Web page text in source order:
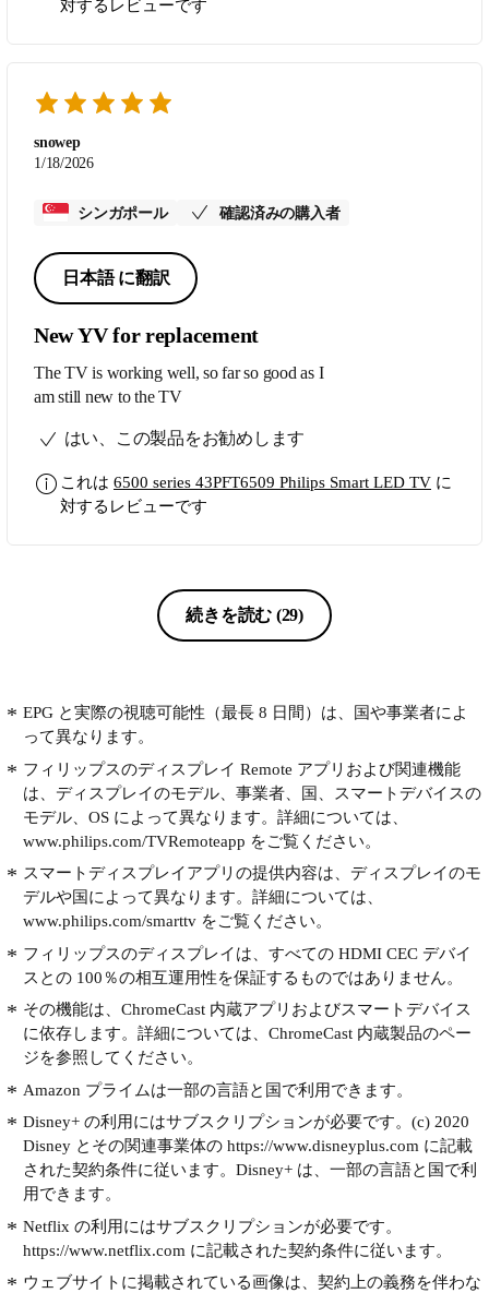
would not disturb the neighbors. Great price
対するレビューです
snowep
1/18/2026
シンガポール 確認済みの購入者
日本語 に翻訳
New YV for replacement
The TV is working well, so far so good as I
am still new to the TV
はい、この製品をお勧めします
これは 6500 series 43PFT6509 Philips Smart LED TV に
対するレビューです
続きを読む (29)
EPG と実際の視聴可能性（最長 8 日間）は、国や事業者によ
って異なります。
フィリップスのディスプレイ Remote アプリおよび関連機能
は、ディスプレイのモデル、事業者、国、スマートデバイスの
モデル、OS によって異なります。詳細については、
www.philips.com/TVRemoteapp をご覧ください。
スマートディスプレイアプリの提供内容は、ディスプレイのモ
デルや国によって異なります。詳細については、
www.philips.com/smarttv をご覧ください。
フィリップスのディスプレイは、すべての HDMI CEC デバイ
スとの 100％の相互運用性を保証するものではありません。
その機能は、ChromeCast 内蔵アプリおよびスマートデバイス
に依存します。詳細については、ChromeCast 内蔵製品のペー
ジを参照してください。
Amazon プライムは一部の言語と国で利用できます。
Disney+ の利用にはサブスクリプションが必要です。(c) 2020
Disney とその関連事業体の https://www.disneyplus.com に記載
された契約条件に従います。Disney+ は、一部の言語と国で利
用できます。
Netflix の利用にはサブスクリプションが必要です。
https://www.netflix.com に記載された契約条件に従います。
ウェブサイトに掲載されている画像は、契約上の義務を伴わな